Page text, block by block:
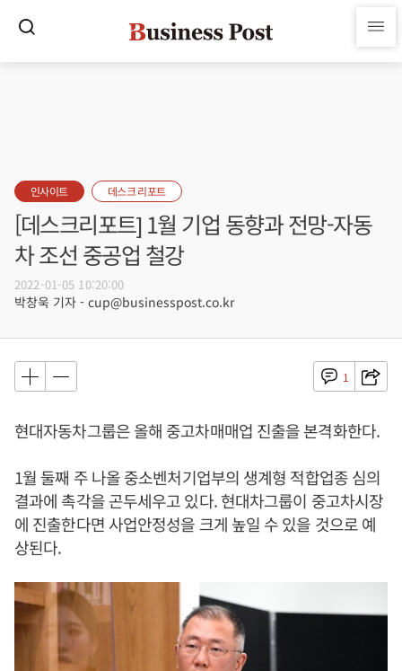
인사이트 데스크 리포트
[데스크리포트] 1월 기업 동향과 전망-자동
차 조선 중공업 철강
2022-01-05 10:20:00
박창욱 기자 - cup@businesspost.co.kr
1
현대자동차그룹은 올해 중고차매매업 진출을 본격화한다.
1월 둘째 주 나올 중소벤처기업부의 생계형 적합업종 심의
결과에 촉각을 곤두세우고 있다. 현대차그룹이 중고차시장
에 진출한다면 사업안정성을 크게 높일 수 있을 것으로 예
상된다.